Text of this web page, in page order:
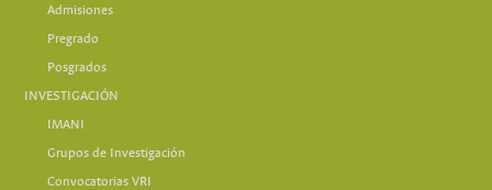
Admisiones
Pregrado
Posgrados
INVESTIGACIÓN
IMANI
Grupos de Investigación
Convocatorias VRI